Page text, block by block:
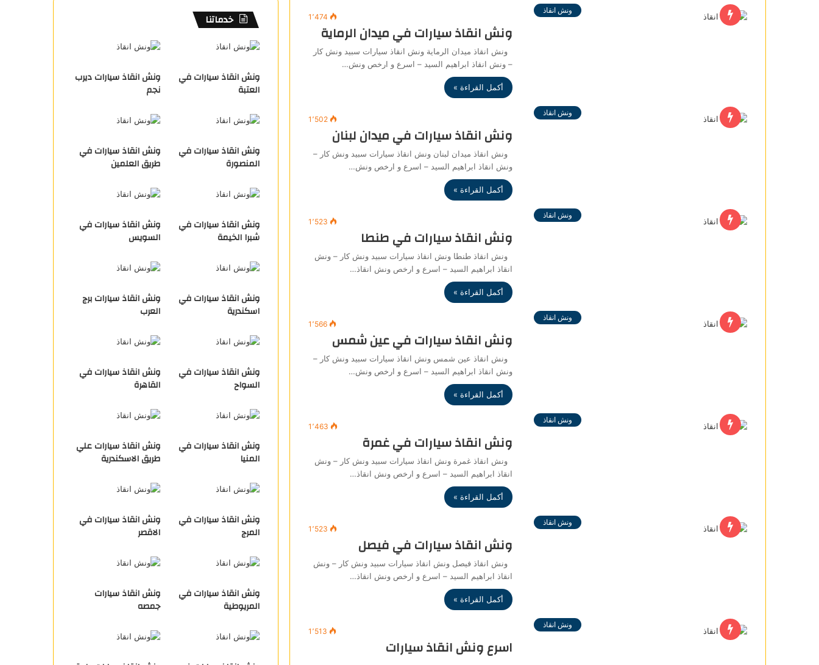
ونش انقاذ
1٬474
ونش انقاذ سيارات في ميدان الرماية
ونش انقاذ ميدان الرماية ونش انقاذ سيارات سبيد ونش كار
– ونش انقاذ ابراهيم السيد – اسرع و ارخص ونش…
أكمل القراءة »
ونش انقاذ
1٬502
ونش انقاذ سيارات في ميدان لبنان
ونش انقاذ ميدان لبنان ونش انقاذ سيارات سبيد ونش كار –
ونش انقاذ ابراهيم السيد – اسرع و ارخص ونش…
أكمل القراءة »
ونش انقاذ
1٬523
ونش انقاذ سيارات في طنطا
ونش انقاذ طنطا ونش انقاذ سيارات سبيد ونش كار – ونش
انقاذ ابراهيم السيد – اسرع و ارخص ونش انقاذ…
أكمل القراءة »
ونش انقاذ
1٬566
ونش انقاذ سيارات في عين شمس
ونش انقاذ عين شمس ونش انقاذ سيارات سبيد ونش كار –
ونش انقاذ ابراهيم السيد – اسرع و ارخص ونش…
أكمل القراءة »
ونش انقاذ
1٬463
ونش انقاذ سيارات في غمرة
ونش انقاذ غمرة ونش انقاذ سيارات سبيد ونش كار – ونش
انقاذ ابراهيم السيد – اسرع و ارخص ونش انقاذ…
أكمل القراءة »
ونش انقاذ
1٬523
ونش انقاذ سيارات في فيصل
ونش انقاذ فيصل ونش انقاذ سيارات سبيد ونش كار – ونش
انقاذ ابراهيم السيد – اسرع و ارخص ونش انقاذ…
أكمل القراءة »
ونش انقاذ
1٬513
اسرع ونش انقاذ سيارات
خدماتنا
ونش انقاذ سيارات في
العتبة
ونش انقاذ سيارات ديرب
نجم
ونش انقاذ سيارات في
المنصورة
ونش انقاذ سيارات في
طريق العلمين
ونش انقاذ سيارات في
شبرا الخيمة
ونش انقاذ سيارات في
السويس
ونش انقاذ سيارات في
اسكندرية
ونش انقاذ سيارات برج
العرب
ونش انقاذ سيارات في
السواح
ونش انقاذ سيارات في
القاهرة
ونش انقاذ سيارات في
المنيا
ونش انقاذ سيارات علي
طريق الاسكندرية
ونش انقاذ سيارات في
المرج
ونش انقاذ سيارات في
الاقصر
ونش انقاذ سيارات في
المريوطية
ونش انقاذ سيارات
جمصه